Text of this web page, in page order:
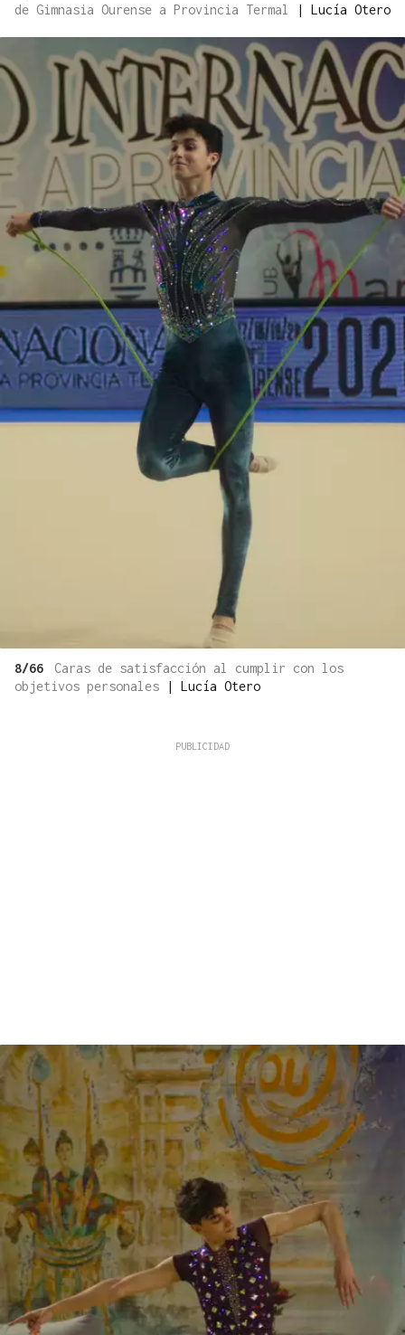
de Gimnasia Ourense a Provincia Termal
| Lucía Otero
8/66
Caras de satisfacción al cumplir con los
objetivos personales
| Lucía Otero